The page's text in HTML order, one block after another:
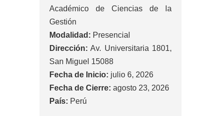
Académico de Ciencias de la
Gestión
Modalidad: Presencial
Dirección: Av. Universitaria 1801,
San Miguel 15088
Fecha de Inicio: julio 6, 2026
Fecha de Cierre: agosto 23, 2026
País: Perú